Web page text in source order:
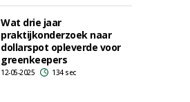
Wat drie jaar
praktijkonderzoek naar
dollarspot opleverde voor
greenkeepers
12-05-2025 134 sec